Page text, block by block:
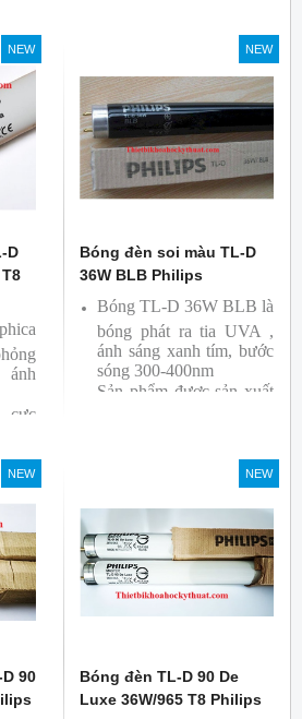
Sản phẩm được sản xuất
bởi hãng Philips, xuất xứ
Ba lan
NEW
D
cực
xuất
xứ
NEW
Bóng đèn soi màu TL-D
36W BLB Philips
Bóng TL-D 36W BLB là
bóng phát ra tia UVA ,
ánh sáng xanh tím, bước
sóng 300-400nm
Sản phẩm được sản xuất
NEW
90
NEW
Bóng đèn TL-D 90 De
Luxe 36W/965 T8 Philips